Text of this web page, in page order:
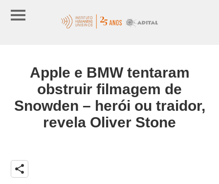
Apple e BMW tentaram
obstruir filmagem de
Snowden – herói ou traidor,
revela Oliver Stone
share